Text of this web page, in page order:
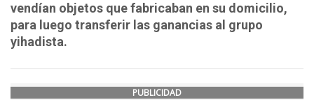
vendían objetos que fabricaban en su domicilio,
para luego transferir las ganancias al grupo
yihadista.
PUBLICIDAD